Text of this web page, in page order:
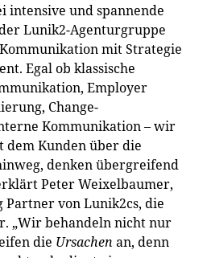
intensive und spannende
Lunik2-Agenturgruppe
mit Strategie
Egal ob klassische
Employer
Change-
Kommunikation – wir
dem Kunden über die
denken übergreifend
Peter Weixelbaumer,
von Lunik2cs, die
„Wir behandeln nicht nur
die Ursachen an, denn